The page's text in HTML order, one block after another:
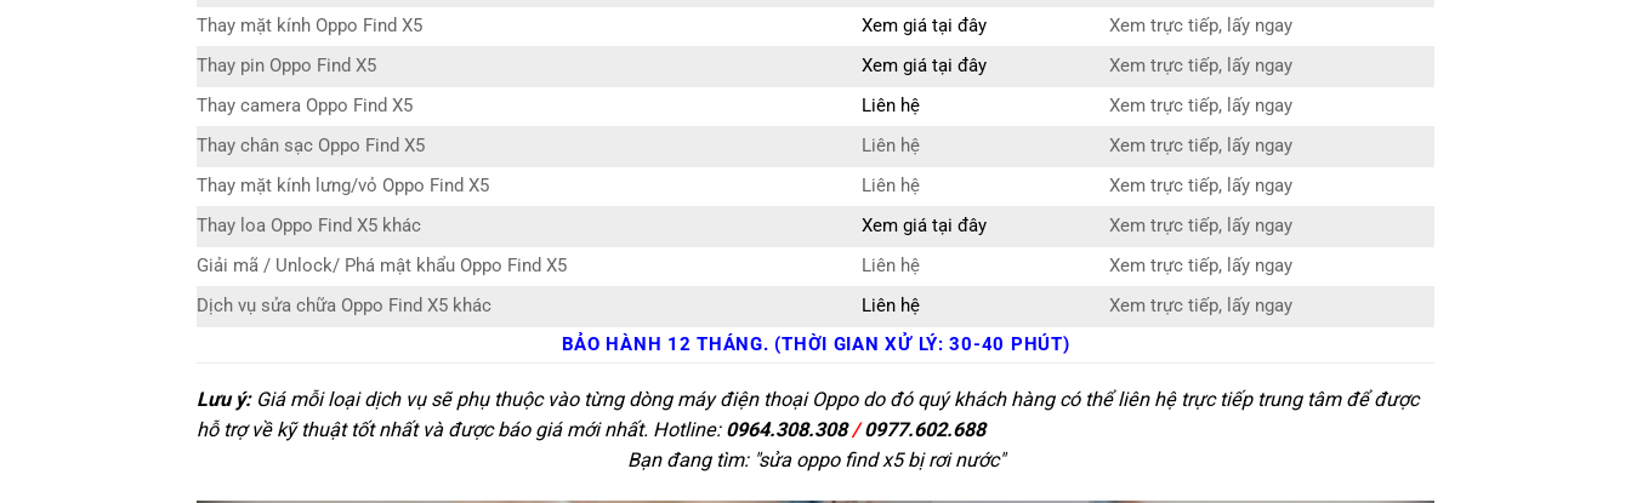
Thay mặt kính Oppo Find X5
Xem giá tại đây
Xem trực tiếp, lấy ngay
Thay pin Oppo Find X5
Xem giá tại đây
Xem trực tiếp, lấy ngay
Thay camera Oppo Find X5
Liên hệ
Xem trực tiếp, lấy ngay
Thay chân sạc Oppo Find X5
Liên hệ
Xem trực tiếp, lấy ngay
Thay mặt kính lưng/vỏ Oppo Find X5
Liên hệ
Xem trực tiếp, lấy ngay
Thay loa Oppo Find X5 khác
Xem giá tại đây
Xem trực tiếp, lấy ngay
Giải mã / Unlock/ Phá mật khẩu Oppo Find X5
Liên hệ
Xem trực tiếp, lấy ngay
Dịch vụ sửa chữa Oppo Find X5 khác
Liên hệ
Xem trực tiếp, lấy ngay
BẢO HÀNH 12 THÁNG. (THỜI GIAN XỬ LÝ: 30-40 PHÚT)
Lưu ý:Giá mỗi loại dịch vụ sẽ phụ thuộc vào từng dòng máy điện thoại Oppo do đó quý khách hàng có thể liên hệ trực tiếp trung tâm để được
hỗ trợ về kỹ thuật tốt nhất và được báo giá mới nhất. Hotline: 0964.308.308/0977.602.688
Bạn đang tìm: "sửa oppo find x5 bị rơi nước"